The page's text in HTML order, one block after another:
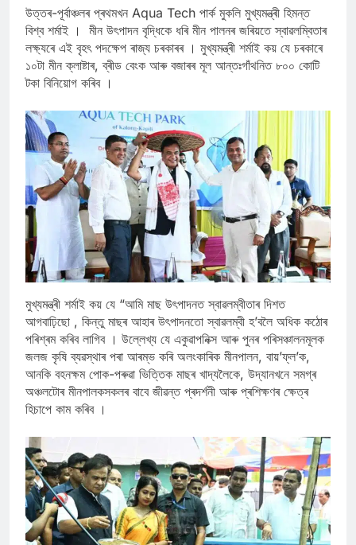
উত্তৰ-পূৰ্বাঞ্চলৰ প্ৰথমখন Aqua Tech পার্ক মুকলি মুখ্যমন্ত্ৰী হিমন্ত
বিশ্ব শৰ্মাই । মীন উৎপাদন বৃদ্ধিকে ধৰি মীন পালনৰ জৰিয়তে স্বাৱলম্বিতাৰ
লক্ষ্যৰে এই বৃহৎ পদক্ষেপ ৰাজ্য চৰকাৰৰ । মুখ্যমন্ত্ৰী শৰ্মাই কয় যে চৰকাৰে
১০টা মীন ক্লাষ্টাৰ, ব্ৰীড বেংক আৰু বজাৰৰ মূল আন্তঃগাঁথনিত ৮০০ কোটি
টকা বিনিয়োগ কৰিব ।
মুখ্যমন্ত্ৰী শৰ্মাই কয় যে “আমি মাছ উৎপাদনত স্বাৱলম্বীতাৰ দিশত
আগবাঢ়িছো , কিন্তু মাছৰ আহাৰ উৎপাদনতো স্বাৱলম্বী হ’বলৈ অধিক কঠোৰ
পৰিশ্ৰম কৰিব লাগিব । উল্লেখ্য যে একুৱাপনিক্স আৰু পুনৰ পৰিসঞ্চালনমূলক
জলজ কৃষি ব্যৱস্থাৰ পৰা আৰম্ভ কৰি অলংকাৰিক মীনপালন, বায়’ফ্ল’ক,
আনকি বহনক্ষম পোক-পৰুৱা ভিত্তিক মাছৰ খাদ্যলৈকে, উদ্যানখনে সমগ্ৰ
অঞ্চলটোৰ মীনপালকসকলৰ বাবে জীৱন্ত প্ৰদৰ্শনী আৰু প্ৰশিক্ষণৰ ক্ষেত্ৰ
হিচাপে কাম কৰিব ।